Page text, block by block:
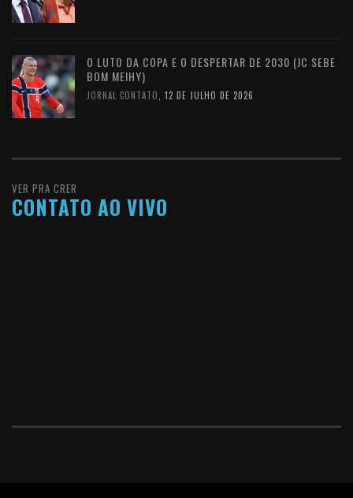
O LUTO DA COPA E O DESPERTAR DE 2030 (JC SEBE
BOM MEIHY)
JORNAL CONTATO 12 DE JULHO DE 2026
VER PRA CRER
CONTATO AO VIVO